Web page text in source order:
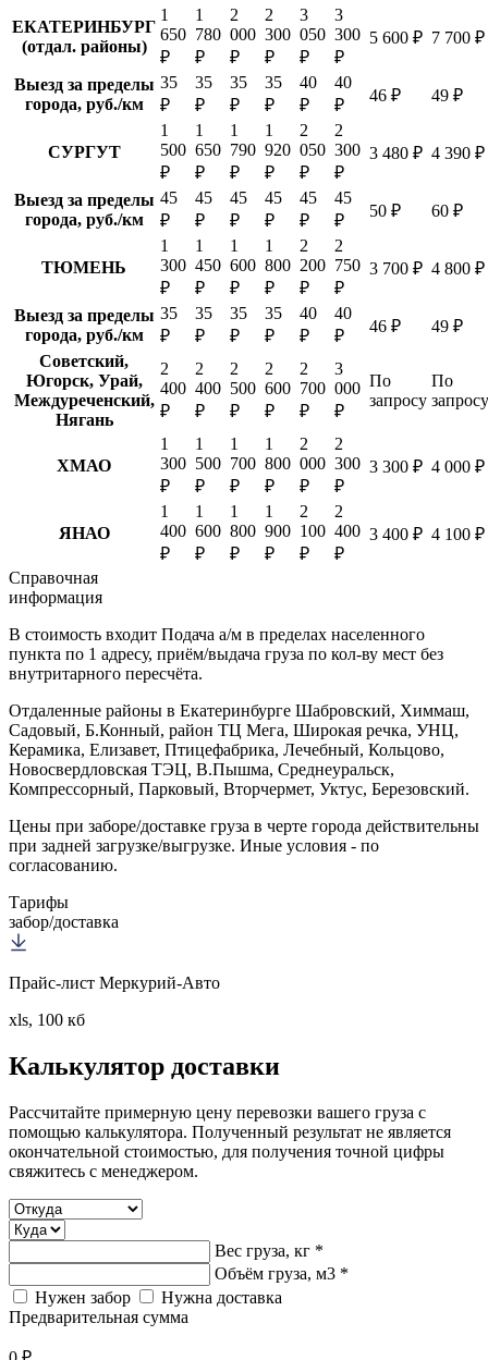
ЕКАТЕРИНБУРГ
(отдал. районы)
1
650
₽
1
780
₽
2
000
₽
2
300
₽
3
050
₽
3
300
₽
5 600 ₽ 7 700 ₽
Выезд за пределы
города, руб./км
35
₽
35
₽
35
₽
35
₽
40
₽
40
₽
46 ₽ 49 ₽
СУРГУТ
1
500
₽
1
650
₽
1
790
₽
1
920
₽
2
050
₽
2
300
₽
3 480 ₽ 4 390 ₽
Выезд за пределы
города, руб./км
45
₽
45
₽
45
₽
45
₽
45
₽
45
₽
50 ₽ 60 ₽
ТЮМЕНЬ
1
300
₽
1
450
₽
1
600
₽
1
800
₽
2
200
₽
2
750
₽
3 700 ₽ 4 800 ₽
Выезд за пределы
города, руб./км
35
₽
35
₽
35
₽
35
₽
40
₽
40
₽
46 ₽
49 ₽
Советский,
Югорск, Урай,
Междуреченский,
Нягань
2
400
₽
2
400
₽
2
500
₽
2
600
₽
2
700
₽
3
000
₽
По
запросу
По
запросу
ХМАО
1
300
₽
1
500
₽
1
700
₽
1
800
₽
2
000
₽
2
300
₽
3 300 ₽ 4 000 ₽
ЯНАО
1
400
₽
1
600
₽
1
800
₽
1
900
₽
2
100
₽
2
400
₽
3 400 ₽ 4 100 ₽
Справочная
информация
В стоимость входит Подача а/м в пределах населенного
пункта по 1 адресу, приём/выдача груза по кол-ву мест без
внутритарного пересчёта.
Отдаленные районы в Екатеринбурге Шабровский, Химмаш,
Садовый, Б.Конный, район ТЦ Мега, Широкая речка, УНЦ,
Керамика, Елизавет, Птицефабрика, Лечебный, Кольцово,
Новосвердловская ТЭЦ, В.Пышма, Среднеуральск,
Компрессорный, Парковый, Вторчермет, Уктус, Березовский.
Цены при заборе/доставке груза в черте города действительны
при задней загрузке/выгрузке. Иные условия - по
согласованию.
Тарифы
забор/доставка
Прайс-лист Меркурий-Авто
xls, 100 кб
Калькулятор доставки
Рассчитайте примерную цену перевозки вашего груза с
помощью калькулятора. Полученный результат не является
окончательной стоимостью, для получения точной цифры
свяжитесь с менеджером.
Вес груза, кг *
Объём груза, м3 *
Нужен забор
Нужна доставка
Предварительная сумма